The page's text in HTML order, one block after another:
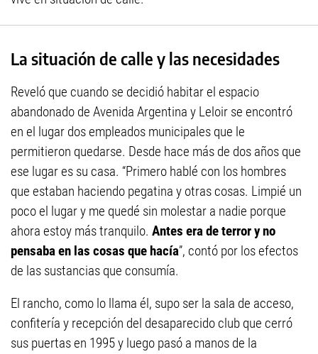
La situación de calle y las necesidades
Reveló que cuando se decidió habitar el espacio
abandonado de Avenida Argentina y Leloir se encontró
en el lugar dos empleados municipales que le
permitieron quedarse. Desde hace más de dos años que
ese lugar es su casa. “Primero hablé con los hombres
que estaban haciendo pegatina y otras cosas. Limpié un
poco el lugar y me quedé sin molestar a nadie porque
ahora estoy más tranquilo. Antes era de terror y no
pensaba en las cosas que hacía”, contó por los efectos
de las sustancias que consumía.
El rancho, como lo llama él, supo ser la sala de acceso,
confitería y recepción del desaparecido club que cerró
sus puertas en 1995 y luego pasó a manos de la